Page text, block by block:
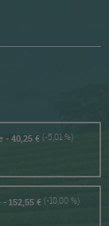
- 40,25 € (-5,01 %)
152,55 € (-10,00 %)